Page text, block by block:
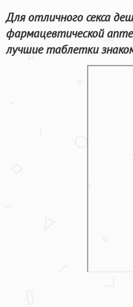
Для отличного секса
фармацевтической
лучшие таблетки